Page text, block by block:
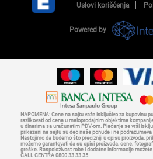
Uslovi korišćenja
Powered by
NAPOMENA: Cene na sajtu važe isključivo za kupovinu
razlikovati od cena u maloprodajnim objektima
u dinarima sa uračunatim PDV-om. Plaćanje se vrši
prikazani na sajtu su deo naše ponude i ne
Nastojimo da budemo što precizniji u opisu proizvoda,
možemo garantovati da su opisi proizvoda, cene,
greške. Raspoloživost robe i dodatne informacije
CALL CENTRA 0800 33 33 35.